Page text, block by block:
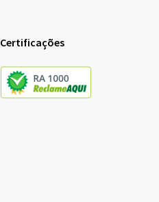
Certificações